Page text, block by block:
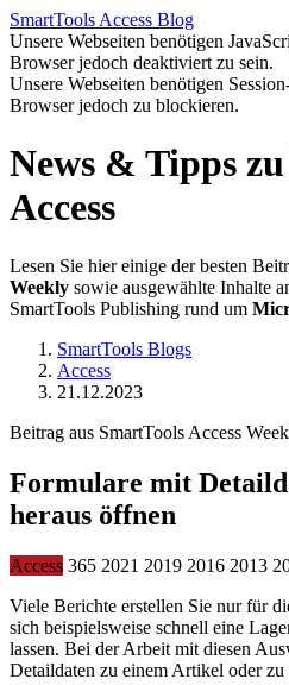
SmartTools Access Blog
Unsere Webseiten benötigen
Browser jedoch deaktiviert zu sein.
Unsere Webseiten benötigen
Browser jedoch zu blockieren.
News & Tipps
Access
Lesen Sie hier einige der besten
Weekly sowie ausgewählte Inhalte
SmartTools Publishing rund um
SmartTools Blogs
Access
21.12.2023
Beitrag aus SmartTools Access
Formulare mit
heraus öffnen
Access 365 2021 2019 2016 2013
Viele Berichte erstellen Sie nur für
sich beispielsweise schnell eine
lassen. Bei der Arbeit mit diesen
Detaildaten zu einem Artikel oder